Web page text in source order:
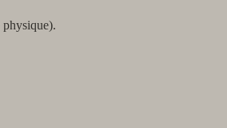
physique).